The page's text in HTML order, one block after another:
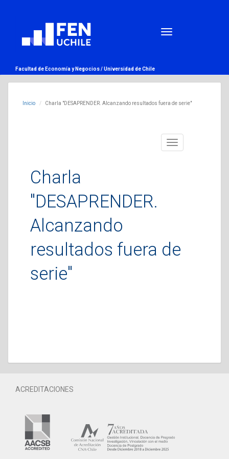
Facultad de Economía y Negocios /Universidad de Chile
Inicio Charla "DESAPRENDER. Alcanzando resultados fuera de serie"
Toggle
Charla
"DESAPRENDER.
Alcanzando
resultados fuera de
serie"
ACREDITACIONES